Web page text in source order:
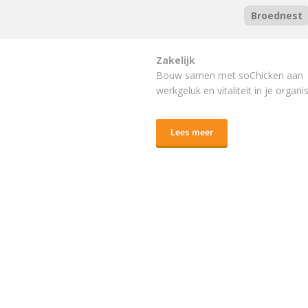
Broednest
Zakelijk
Bouw samen met soChicken aan
werkgeluk en vitaliteit in je
Lees meer